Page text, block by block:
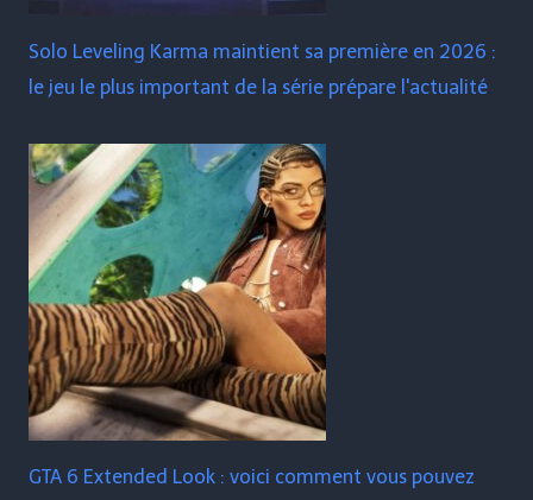
Solo Leveling Karma maintient sa première en 2026 :
le jeu le plus important de la série prépare l'actualité
GTA 6 Extended Look : voici comment vous pouvez